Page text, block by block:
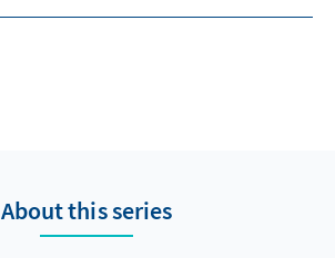
About this series